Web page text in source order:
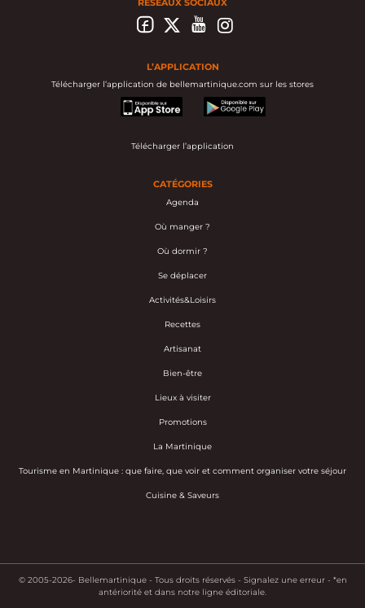
L’APPLICATION
Télécharger l’application de bellemartinique.com sur les stores
appstore
googleplay
Télécharger l’application
CATÉGORIES
Agenda
Où manger ?
Où dormir ?
Se déplacer
Activités&Loisirs
Recettes
Artisanat
Bien-être
Lieux à visiter
Promotions
La Martinique
Tourisme en Martinique : que faire, que voir et comment organiser votre séjour
Cuisine & Saveurs
© 2005-2026- Bellemartinique - Tous droits réservés - Signalez une erreur - *en
antériorité et dans notre ligne éditoriale.